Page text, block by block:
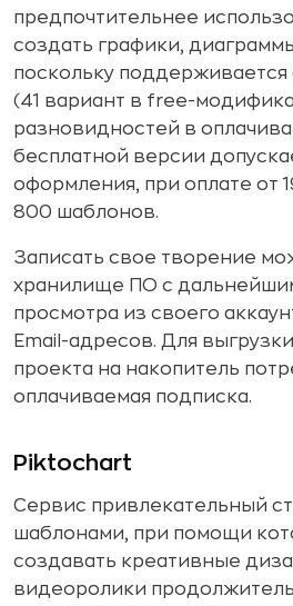
предпочтительнее
создать графики,
поскольку
(41 вариант в free-
разновидностей в
бесплатной версии
оформления, при оплате от
800 шаблонов.
Записать свое творение
хранилище ПО с
просмотра из своего
Email-адресов. Для
проекта на накопитель
оплачиваемая подписка.
Piktochart
Сервис привлекательный
шаблонами, при помощи
создавать креативные
видеоролики